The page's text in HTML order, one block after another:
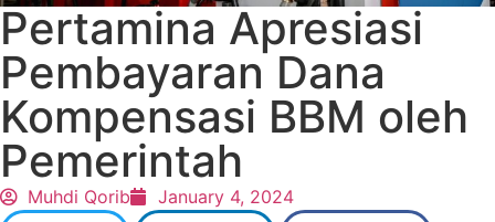
Pertamina Apresiasi
Pembayaran Dana
Kompensasi BBM oleh
Pemerintah
Muhdi Qorib January 4, 2024